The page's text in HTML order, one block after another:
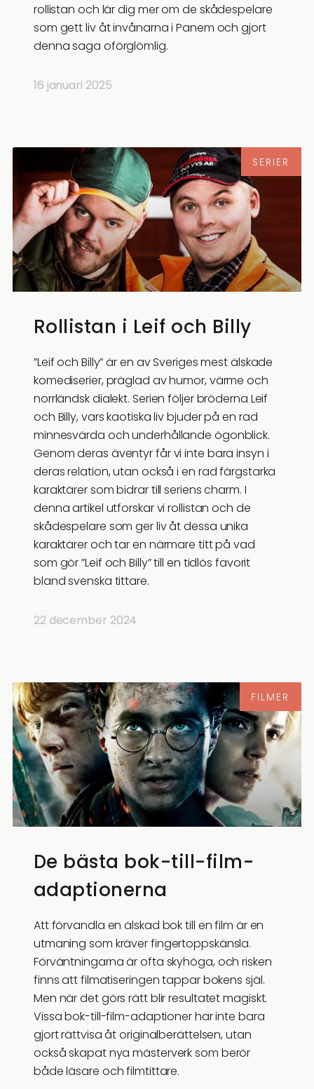
rollistan och lär dig mer om de skådespelare
som gett liv åt invånarna i Panem och gjort
denna saga oförglömlig.
16 januari 2025
SERIER
Rollistan i Leif och Billy
”Leif och Billy” är en av Sveriges mest älskade
komediserier, präglad av humor, värme och
norrländsk dialekt. Serien följer bröderna Leif
och Billy, vars kaotiska liv bjuder på en rad
minnesvärda och underhållande ögonblick.
Genom deras äventyr får vi inte bara insyn i
deras relation, utan också i en rad färgstarka
karaktärer som bidrar till seriens charm. I
denna artikel utforskar vi rollistan och de
skådespelare som ger liv åt dessa unika
karaktärer och tar en närmare titt på vad
som gör ”Leif och Billy” till en tidlös favorit
bland svenska tittare.
22 december 2024
FILMER
De bästa bok-till-film-
adaptionerna
Att förvandla en älskad bok till en film är en
utmaning som kräver fingertoppskänsla.
Förväntningarna är ofta skyhöga, och risken
finns att filmatiseringen tappar bokens själ.
Men när det görs rätt blir resultatet magiskt.
Vissa bok-till-film-adaptioner har inte bara
gjort rättvisa åt originalberättelsen, utan
också skapat nya mästerverk som berör
både läsare och filmtittare.